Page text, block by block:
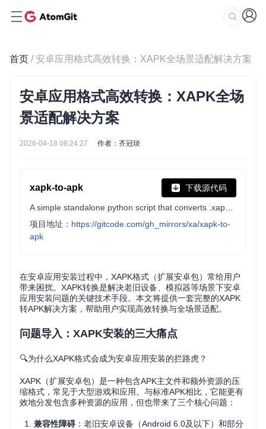
首页 / 安卓应用格式高效转换：XAPK全场景适配解决方案
安卓应用格式高效转换：XAPK全场
景适配解决方案
2026-04-18 08:24:27 作者：齐冠琰
xapk-to-apk 下载源代码
项目地址： https://gitcode.com/gh_mirrors/xa/xapk-to-
apk
在安卓应用安装过程中，XAPK格式（扩展安卓包）常给用户
带来困扰。XAPK转换是解决老旧设备、模拟器等场景下安卓
应用安装问题的关键技术手段。本文将提供一套完整的XAPK
转APK解决方案，帮助用户实现高效转换与全场景适配。
问题导入：XAPK安装的三大痛点
🔍为什么XAPK格式会成为安卓应用安装的拦路虎？
XAPK（扩展安卓包）是一种包含APK主文件和额外资源的压
缩格式，常见于大型游戏和应用。与标准APK相比，它能更有
效地分发包含多种资源的应用，但也带来了三个核心问题：
兼容性障碍：老旧安卓设备（Android 6.0及以下）和部分